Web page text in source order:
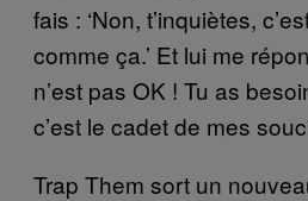
fais : ‘Non, t’inquiètes,
comme ça.’ Et lui me
n’est pas OK ! Tu as
c’est le cadet de mes
Trap Them sort un